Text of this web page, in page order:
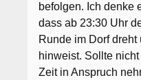
befolgen. Ich denke
dass ab 23:30 Uhr
Runde im Dorf
hinweist. Sollte
Zeit in Anspruch